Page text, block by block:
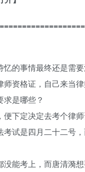
的事情最终还是需
资格证，自己来当律
是哪些？
下定决定去考个律师
试是四月二十二号
能考上，而唐清漪